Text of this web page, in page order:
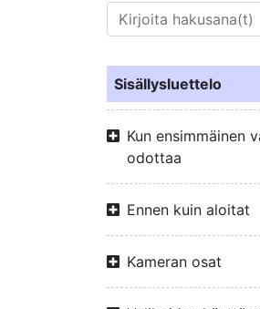
Sisällysluettelo
Kun ensimmäinen
odottaa
Ennen kuin aloitat
Kameran osat